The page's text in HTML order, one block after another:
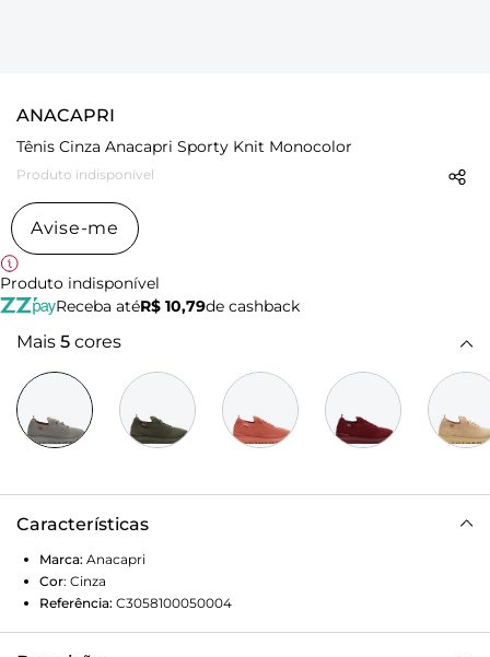
ANACAPRI
Tênis Cinza Anacapri Sporty Knit Monocolor
Produto indisponível
Avise-me
Produto indisponível
Receba atéR$ 10,79de cashback
Mais 5 cores
Características
Marca: Anacapri
Cor: Cinza
Referência: C3058100050004